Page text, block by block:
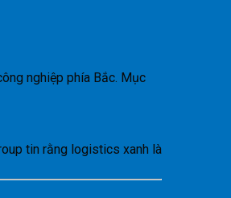
nghiệp phía Bắc. Mục
tin rằng logistics xanh là